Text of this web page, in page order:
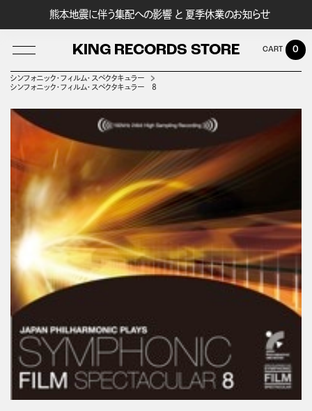
熊本地震に伴う集配への影響 と 夏季休業のお知らせ
KING RECORDS STORE
LOG IN
0
シンフォニック・フィルム・スペクタキュラー
シンフォニック・フィルム・スペクタキュラー ８